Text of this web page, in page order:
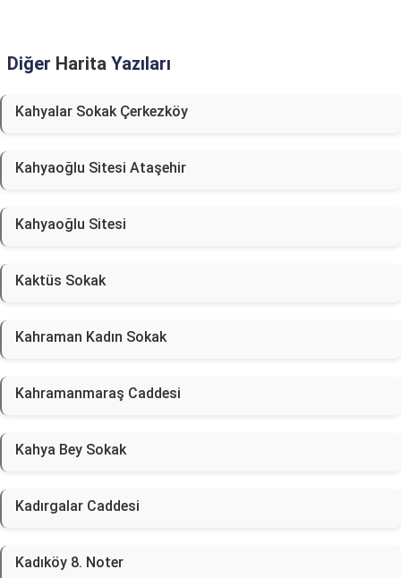
Diğer Harita Yazıları
Kahyalar Sokak Çerkezköy
Kahyaoğlu Sitesi Ataşehir
Kahyaoğlu Sitesi
Kaktüs Sokak
Kahraman Kadın Sokak
Kahramanmaraş Caddesi
Kahya Bey Sokak
Kadırgalar Caddesi
Kadıköy 8. Noter